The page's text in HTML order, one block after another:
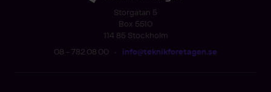
Storgatan 5
Box 5510
114 85 Stockholm
08 - 782 08 00 • info@teknikforetagen.se